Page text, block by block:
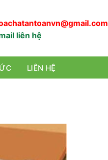
liên hệ
LIÊN HỆ